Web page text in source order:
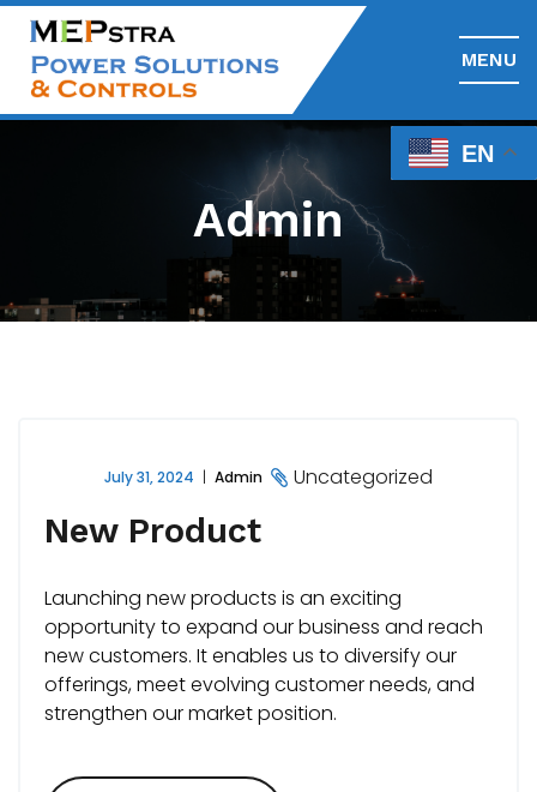
MENU
Admin
July 31, 2024 Admin Uncategorized
New Product
Launching new products is an exciting
opportunity to expand our business and reach
new customers. It enables us to diversify our
offerings, meet evolving customer needs, and
strengthen our market position.
EN